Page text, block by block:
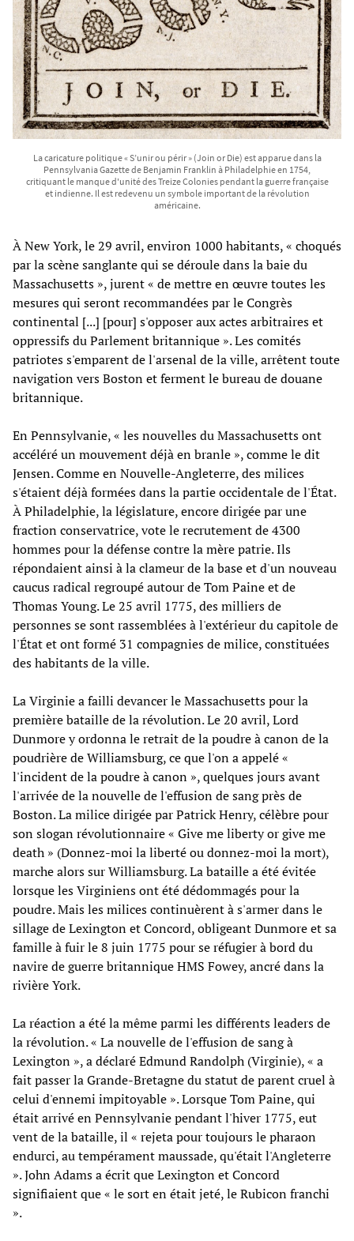
La caricature politique « S’unir ou périr » (Join or Die) est apparue dans la
Pennsylvania Gazette de Benjamin Franklin à Philadelphie en 1754,
critiquant le manque d'unité des Treize Colonies pendant la guerre française
et indienne. Il est redevenu un symbole important de la révolution
américaine.
À New York, le 29 avril, environ 1000 habitants, « choqués
par la scène sanglante qui se déroule dans la baie du
Massachusetts », jurent « de mettre en œuvre toutes les
mesures qui seront recommandées par le Congrès
continental [...] [pour] s'opposer aux actes arbitraires et
oppressifs du Parlement britannique ». Les comités
patriotes s'emparent de l'arsenal de la ville, arrêtent toute
navigation vers Boston et ferment le bureau de douane
britannique.
En Pennsylvanie, « les nouvelles du Massachusetts ont
accéléré un mouvement déjà en branle », comme le dit
Jensen. Comme en Nouvelle-Angleterre, des milices
s'étaient déjà formées dans la partie occidentale de l'État.
À Philadelphie, la législature, encore dirigée par une
fraction conservatrice, vote le recrutement de 4300
hommes pour la défense contre la mère patrie. Ils
répondaient ainsi à la clameur de la base et d'un nouveau
caucus radical regroupé autour de Tom Paine et de
Thomas Young. Le 25 avril 1775, des milliers de
personnes se sont rassemblées à l'extérieur du capitole de
l'État et ont formé 31 compagnies de milice, constituées
des habitants de la ville.
La Virginie a failli devancer le Massachusetts pour la
première bataille de la révolution. Le 20 avril, Lord
Dunmore y ordonna le retrait de la poudre à canon de la
poudrière de Williamsburg, ce que l'on a appelé «
l'incident de la poudre à canon », quelques jours avant
l'arrivée de la nouvelle de l'effusion de sang près de
Boston. La milice dirigée par Patrick Henry, célèbre pour
son slogan révolutionnaire « Give me liberty or give me
death » (Donnez-moi la liberté ou donnez-moi la mort),
marche alors sur Williamsburg. La bataille a été évitée
lorsque les Virginiens ont été dédommagés pour la
poudre. Mais les milices continuèrent à s'armer dans le
sillage de Lexington et Concord, obligeant Dunmore et sa
famille à fuir le 8 juin 1775 pour se réfugier à bord du
navire de guerre britannique HMS Fowey, ancré dans la
rivière York.
La réaction a été la même parmi les différents leaders de
la révolution. « La nouvelle de l'effusion de sang à
Lexington », a déclaré Edmund Randolph (Virginie), « a
fait passer la Grande-Bretagne du statut de parent cruel à
celui d'ennemi impitoyable ». Lorsque Tom Paine, qui
était arrivé en Pennsylvanie pendant l'hiver 1775, eut
vent de la bataille, il « rejeta pour toujours le pharaon
endurci, au tempérament maussade, qu'était l'Angleterre
». John Adams a écrit que Lexington et Concord
signifiaient que « le sort en était jeté, le Rubicon franchi
».